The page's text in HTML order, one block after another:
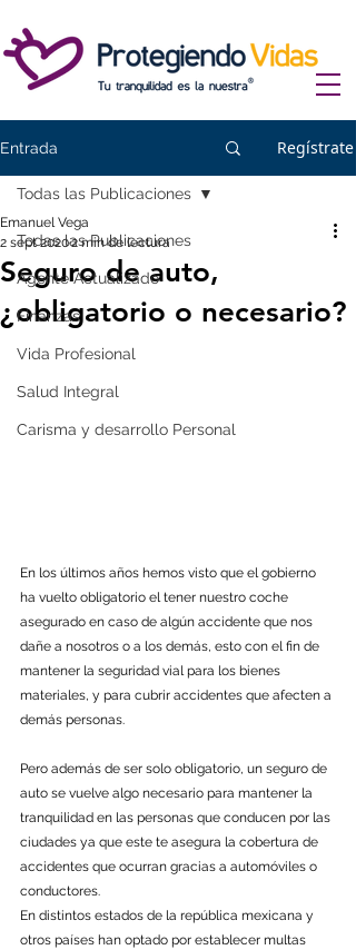
Entrada Regístrate
Todas las Publicaciones
Agente Actualizado
Finanzas
Vida Profesional
Salud Integral
Carisma y desarrollo Personal
Todas las Publicaciones
Seguro de auto,
¿obligatorio o necesario?
Emanuel Vega
2 sept 20202 min de lectura
En los últimos años hemos visto que el gobierno
ha vuelto obligatorio el tener nuestro coche
asegurado en caso de algún accidente que nos
dañe a nosotros o a los demás, esto con el fin de
mantener la seguridad vial para los bienes
materiales, y para cubrir accidentes que afecten a
demás personas.
Pero además de ser solo obligatorio, un seguro de
auto se vuelve algo necesario para mantener la
tranquilidad en las personas que conducen por las
ciudades ya que este te asegura la cobertura de
accidentes que ocurran gracias a automóviles o
conductores.
En distintos estados de la república mexicana y
otros países han optado por establecer multas